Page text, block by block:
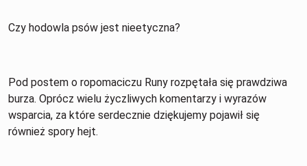
Czy hodowla psów jest nieetyczna?
Pod postem o ropomaciczu Runy rozpętała się prawdziwa
burza. Oprócz wielu życzliwych komentarzy i wyrazów
wsparcia, za które serdecznie dziękujemy pojawił się
również spory hejt.